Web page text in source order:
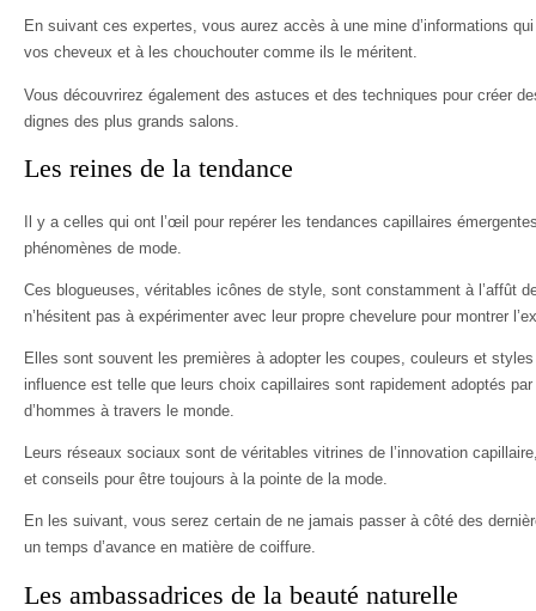
En suivant ces expertes, vous aurez accès à une mine d’informations
vos cheveux et à les chouchouter comme ils le méritent.
Vous découvrirez également des astuces et des techniques pour créer
dignes des plus grands salons.
Les reines de la tendance
Il y a celles qui ont l’œil pour repérer les tendances capillaires
phénomènes de mode.
Ces blogueuses, véritables icônes de style, sont constamment à l’affût
n’hésitent pas à expérimenter avec leur propre chevelure pour montrer
Elles sont souvent les premières à adopter les coupes, couleurs et
influence est telle que leurs choix capillaires sont rapidement adoptés
d’hommes à travers le monde.
Leurs réseaux sociaux sont de véritables vitrines de l’innovation
et conseils pour être toujours à la pointe de la mode.
En les suivant, vous serez certain de ne jamais passer à côté des
un temps d’avance en matière de coiffure.
Les ambassadrices de la beauté naturelle